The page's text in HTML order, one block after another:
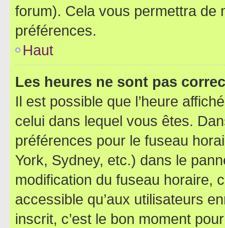
forum). Cela vous permettra de
préférences.
Haut
Les heures ne sont pas
Il est possible que l’heure
celui dans lequel vous êtes.
préférences pour le fuseau
York, Sydney, etc.) dans le
modification du fuseau horaire,
accessible qu’aux utilisateurs
inscrit, c’est le bon moment